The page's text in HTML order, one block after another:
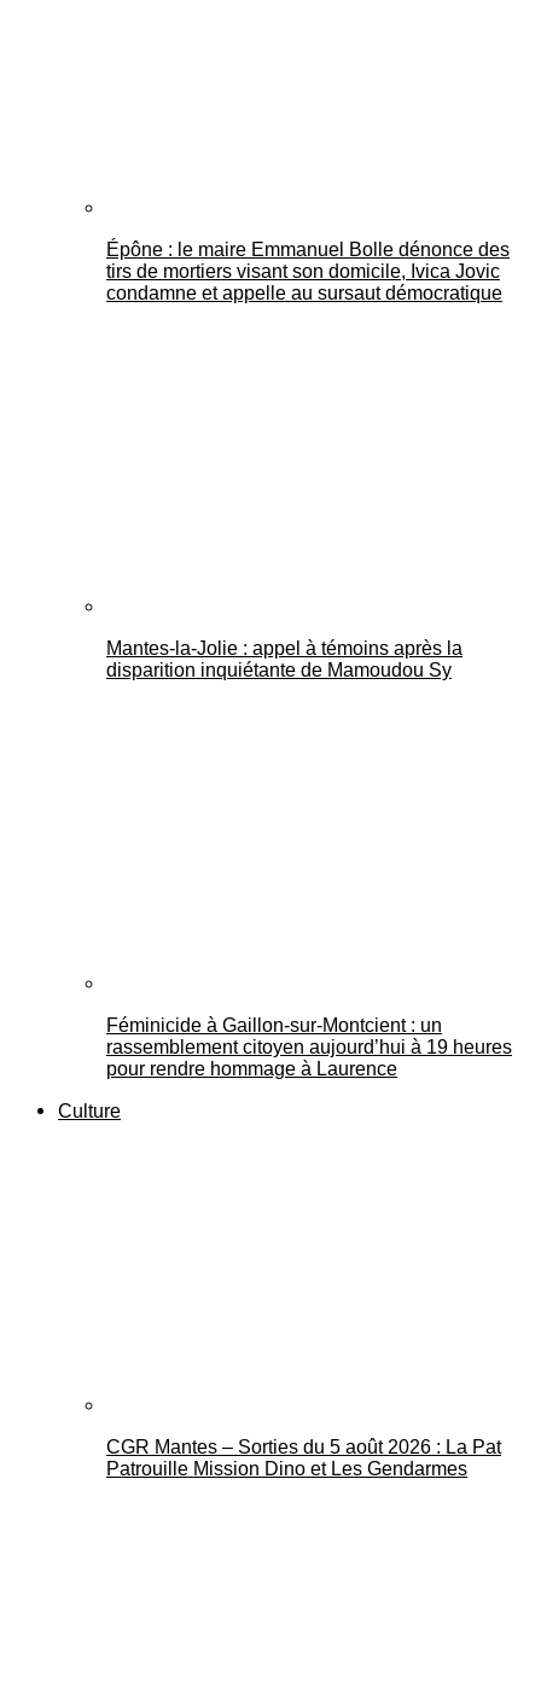
Épône : le maire Emmanuel Bolle dénonce des
tirs de mortiers visant son domicile, Ivica Jovic
condamne et appelle au sursaut démocratique
Mantes-la-Jolie : appel à témoins après la
disparition inquiétante de Mamoudou Sy
Féminicide à Gaillon‑sur‑Montcient : un
rassemblement citoyen aujourd’hui à 19 heures
pour rendre hommage à Laurence
Culture
CGR Mantes – Sorties du 5 août 2026 : La Pat
Patrouille Mission Dino et Les Gendarmes